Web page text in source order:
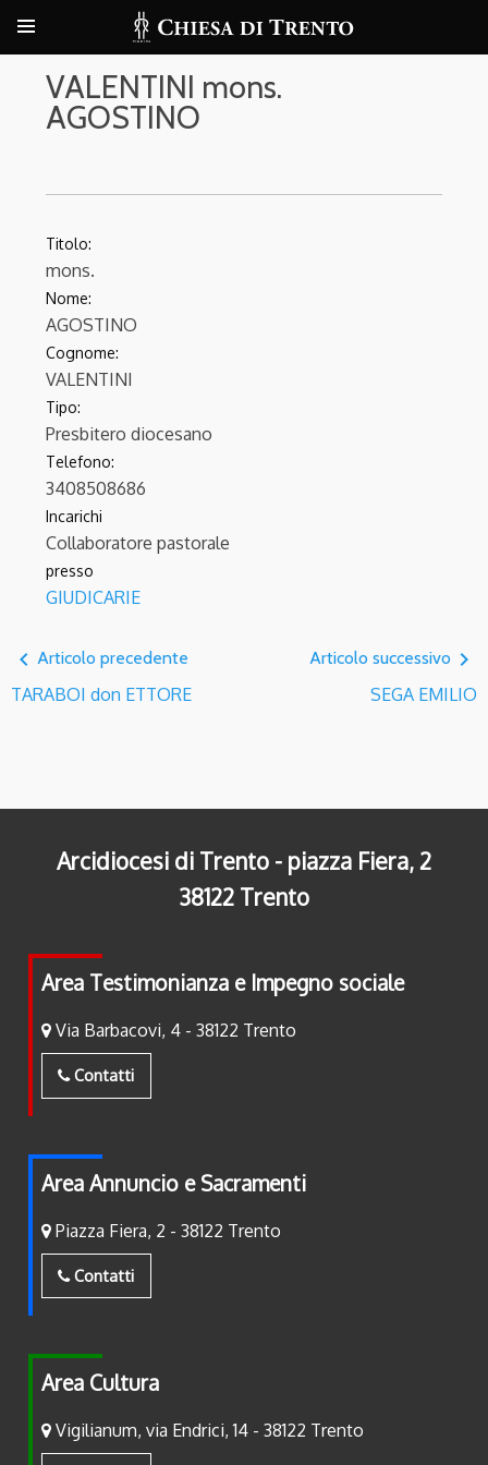
VALENTINI mons.
AGOSTINO
Titolo:
mons.
Nome:
AGOSTINO
Cognome:
VALENTINI
Tipo:
Presbitero diocesano
Telefono:
3408508686
Incarichi
Collaboratore pastorale
presso
GIUDICARIE
navigate_before Articolo precedente
TARABOI don ETTORE
Articolo successivo navigate_next
SEGA EMILIO
Arcidiocesi di Trento - piazza Fiera, 2
38122 Trento
Area Testimonianza e Impegno sociale
Via Barbacovi, 4 - 38122 Trento
Contatti
Area Annuncio e Sacramenti
Piazza Fiera, 2 - 38122 Trento
Contatti
Area Cultura
Vigilianum, via Endrici, 14 - 38122 Trento